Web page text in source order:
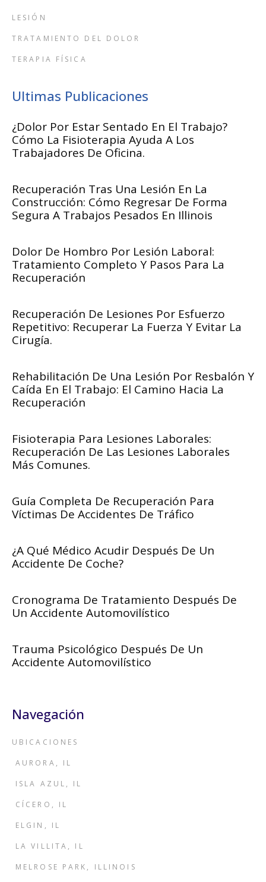
LESIÓN
TRATAMIENTO DEL DOLOR
TERAPIA FÍSICA
Ultimas Publicaciones
¿Dolor Por Estar Sentado En El Trabajo?
Cómo La Fisioterapia Ayuda A Los
Trabajadores De Oficina.
Recuperación Tras Una Lesión En La
Construcción: Cómo Regresar De Forma
Segura A Trabajos Pesados En Illinois
Dolor De Hombro Por Lesión Laboral:
Tratamiento Completo Y Pasos Para La
Recuperación
Recuperación De Lesiones Por Esfuerzo
Repetitivo: Recuperar La Fuerza Y Evitar La
Cirugía.
Rehabilitación De Una Lesión Por Resbalón Y
Caída En El Trabajo: El Camino Hacia La
Recuperación
Fisioterapia Para Lesiones Laborales:
Recuperación De Las Lesiones Laborales
Más Comunes.
Guía Completa De Recuperación Para
Víctimas De Accidentes De Tráfico
¿A Qué Médico Acudir Después De Un
Accidente De Coche?
Cronograma De Tratamiento Después De
Un Accidente Automovilístico
Trauma Psicológico Después De Un
Accidente Automovilístico
Navegación
UBICACIONES
AURORA, IL
ISLA AZUL, IL
CÍCERO, IL
ELGIN, IL
LA VILLITA, IL
MELROSE PARK, ILLINOIS